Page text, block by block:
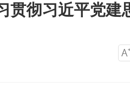
贯彻习近平党建